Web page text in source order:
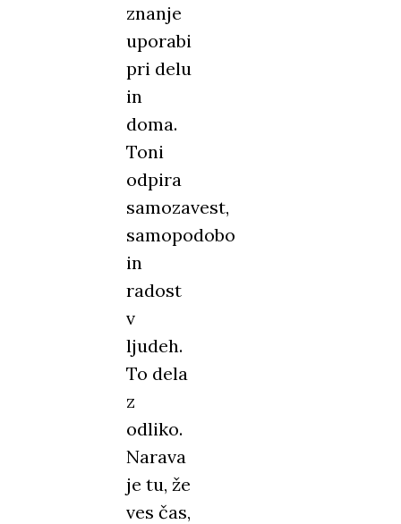
znanje
uporabi
pri delu
in
doma.
Toni
odpira
samozavest,
samopodobo
in
radost
v
ljudeh.
To dela
z
odliko.
Narava
je tu, že
ves čas,